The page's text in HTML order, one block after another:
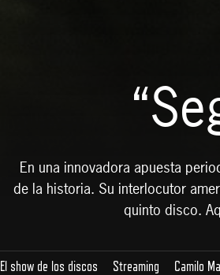
En una innovadora apuesta
de la historia. Su interlocutor
quinto disco.
El show de los discos Streaming Camilo